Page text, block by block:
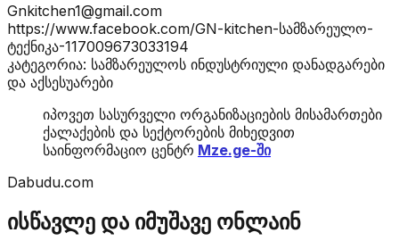
Gnkitchen1@gmail.com
https://www.facebook.com/GN-kitchen-სამზარეულო-
ტექნიკა-117009673033194
კატეგორია: სამზარეულოს ინდუსტრიული დანადგარები
და აქსესუარები
იპოვეთ სასურველი ორგანიზაციების მისამართები
ქალაქების და სექტორების მიხედვით
საინფორმაციო ცენტრ Mze.ge-ში
Dabudu.com
ისწავლე და იმუშავე ონლაინ